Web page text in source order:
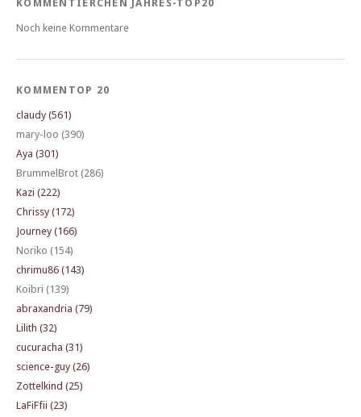
KOMMENTIERCHEN JAHRES-TOP20
Noch keine Kommentare
KOMMENTOP 20
claudy (561)
mary-loo (390)
Aya (301)
BrummelBrot (286)
Kazi (222)
Chrissy (172)
Journey (166)
Noriko (154)
chrimu86 (143)
Koibri (139)
abraxandria (79)
Lilith (32)
cucuracha (31)
science-guy (26)
Zottelkind (25)
LaFiFfii (23)